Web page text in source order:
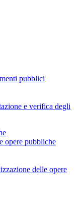
pubblici
e verifica degli
opere pubbliche
delle opere